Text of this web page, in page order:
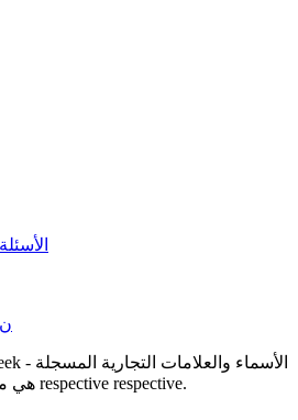
ن.
هي ملكية وحقوق نشر لأصحابها respective respective.